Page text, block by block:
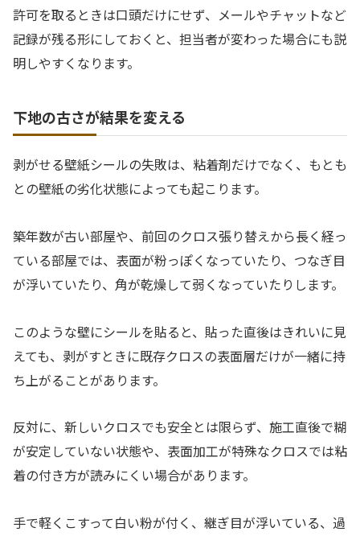
許可を取るときは口頭だけにせず、メールやチャットなど
記録が残る形にしておくと、担当者が変わった場合にも説
明しやすくなります。
下地の古さが結果を変える
剥がせる壁紙シールの失敗は、粘着剤だけでなく、もとも
との壁紙の劣化状態によっても起こります。
築年数が古い部屋や、前回のクロス張り替えから長く経っ
ている部屋では、表面が粉っぽくなっていたり、つなぎ目
が浮いていたり、角が乾燥して弱くなっていたりします。
このような壁にシールを貼ると、貼った直後はきれいに見
えても、剥がすときに既存クロスの表面層だけが一緒に持
ち上がることがあります。
反対に、新しいクロスでも安全とは限らず、施工直後で糊
が安定していない状態や、表面加工が特殊なクロスでは粘
着の付き方が読みにくい場合があります。
手で軽くこすって白い粉が付く、継ぎ目が浮いている、過